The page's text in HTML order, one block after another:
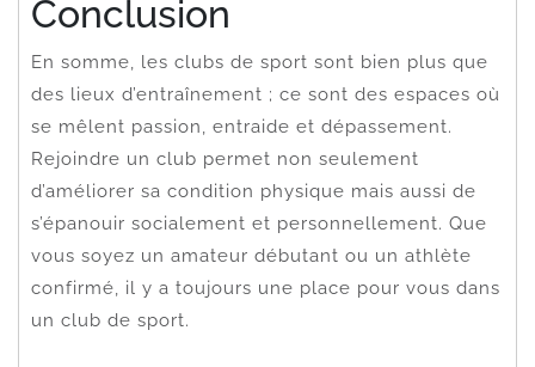
Conclusion
En somme, les clubs de sport sont bien plus que
des lieux d’entraînement ; ce sont des espaces où
se mêlent passion, entraide et dépassement.
Rejoindre un club permet non seulement
d’améliorer sa condition physique mais aussi de
s’épanouir socialement et personnellement. Que
vous soyez un amateur débutant ou un athlète
confirmé, il y a toujours une place pour vous dans
un club de sport.